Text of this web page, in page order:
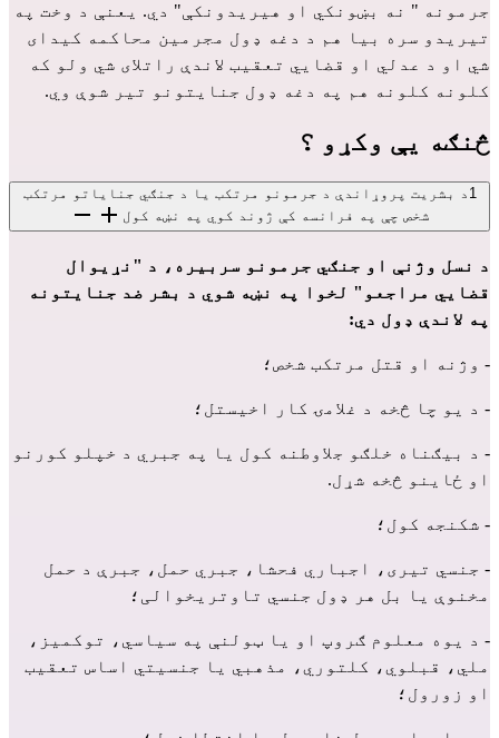
جرمونه " نه بښونکي او هیریدونکې" دي. یعنې د وخت په
تیریدو سره بیا هم د دغه ډول مجرمین محاکمه کیدای
شي او د عدلي او قضایي تعقیب لاندې راتلای شي ولو که
کلونه کلونه هم په دغه ډول جنایتونو تیر شوې وي.
څنګه یې وکړو ؟
1 د بشریت پروړاندې د جرمونو مرتکب یا د جنګي جنایاتو مرتکب
شخص چې په فرانسه کې ژوند کوي په نښه کول
د نسل وژنې او جنګي جرمونو سربیره، د "نړیوال
قضايي مراجعو" لخوا په نښه شوي د بشر ضد جنایتونه
په لاندې ډول دي:
- وژنه او قتل مرتکب شخص؛
- د یو چا څخه د غلامۍ کار اخیستل؛
- د بیګناه خلګو جلاوطنه کول یا په جبري د خپلو کورنو
او ځاینو څخه شړل.
- شکنجه کول؛
- جنسي تیری، اجباري فحشا، جبري حمل، جبرې د حمل
مخنوې یا بل هر ډول جنسي تاوتریخوالی؛
- د یوه معلوم ګروپ او یا ټولنې په سیاسي، توکميز،
ملي، قبلوي، کلتوري، مذهبي یا جنسیتي اساس تعقیب
او زورول؛